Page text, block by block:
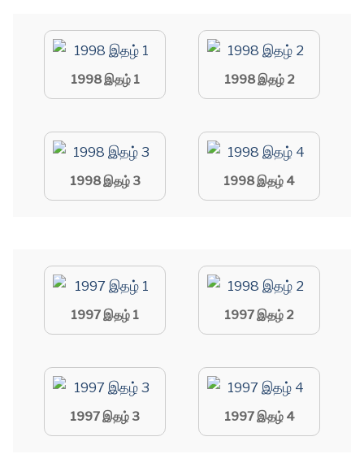
1998 இதழ் 1 1998 இதழ் 2
1998 இதழ் 3 1998 இதழ் 4
1997 இதழ் 1 1997 இதழ் 2
1997 இதழ் 3 1997 இதழ் 4